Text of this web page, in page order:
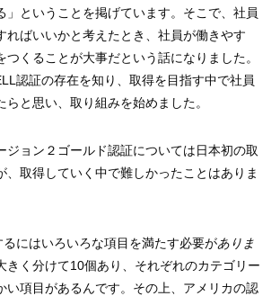
」ということを掲げています。そこで、社員
ればいいかと考えたとき、社員が働きやす
つくることが大事だという話になりました。
認証の存在を知り、取得を目指す中で社員
と思い、取り組みを始めました。
ジョン２ゴールド認証については日本初の取
、取得していく中で難しかったことはありま
にはいろいろな項目を満たす必要がありま
きく分けて10個あり、それぞれのカテゴリー
い項目があるんです。その上、アメリカの認